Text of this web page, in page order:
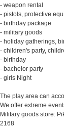
- weapon rental
- pistols, protective
- birthday package
- military goods
- holiday gatherings,
- children's party,
- birthday
- bachelor party
- girls Night
The play area can
We offer extreme
Military goods store:
2168